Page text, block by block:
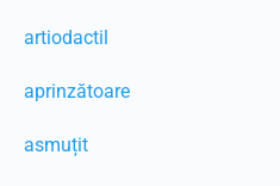
artiodactil
aprinzătoare
asmuțit